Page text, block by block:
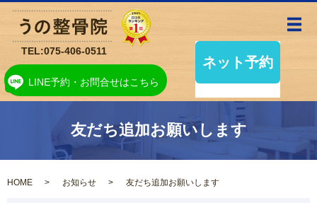
LINE予約・お問合せはこちら
TEL:075-406-0511
メ
友だち追加お願いします
HOME お知らせ 友だち追加お願いします